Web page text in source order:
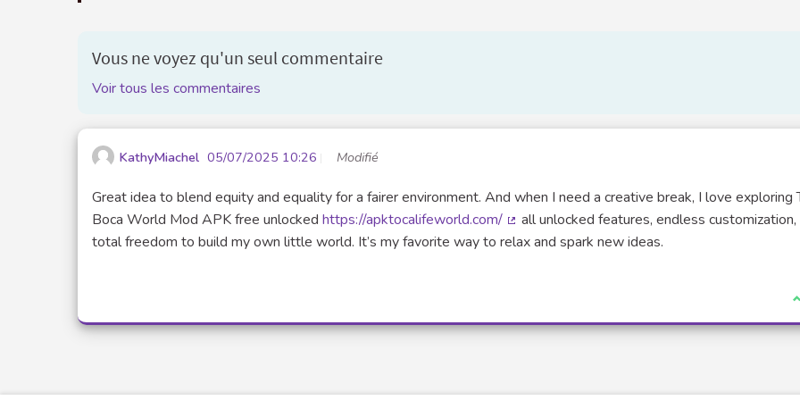
Vous ne voyez qu'un seul commentaire
Voir tous les commentaires
KathyMiachel 05/07/2025 10:26 Modifié
Great idea to blend equity and equality for a fairer environment. And when I need a creative break, I love exploring
Boca World Mod APK free unlocked https://apktocalifeworld.com/
(Lien externe)
all unlocked features, endless customization,
total freedom to build my own little world. It’s my favorite way to relax and spark new ideas.